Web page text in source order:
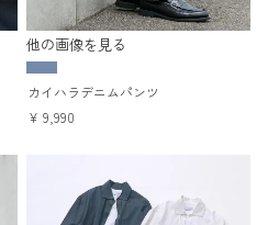
他の画像を見る
カイハラデニムパンツ
¥ 9,990